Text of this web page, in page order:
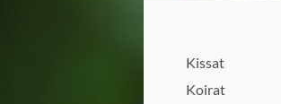
Kissat
Koirat